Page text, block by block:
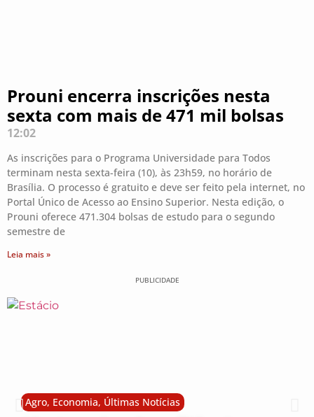
Prouni encerra inscrições nesta
sexta com mais de 471 mil bolsas
12:02
As inscrições para o Programa Universidade para Todos
terminam nesta sexta-feira (10), às 23h59, no horário de
Brasília. O processo é gratuito e deve ser feito pela internet, no
Portal Único de Acesso ao Ensino Superior. Nesta edição, o
Prouni oferece 471.304 bolsas de estudo para o segundo
semestre de
Leia mais »
PUBLICIDADE
Agro, Economia, Últimas Notícias